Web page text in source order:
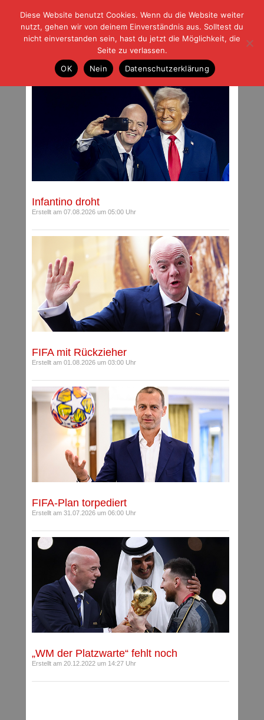
| | |BLOG-GFußball und der Rest
HOME|REGELN|IMPRESSUM |DATENSCHUTZ
Beiträge mit Schlagwort: FIFA
Infantino droht
Erstellt am 07.08.2026 um 05:00 Uhr
FIFA mit Rückzieher
Erstellt am 01.08.2026 um 03:00 Uhr
FIFA-Plan torpediert
Erstellt am 31.07.2026 um 06:00 Uhr
„WM der Platzwarte“ fehlt noch
Erstellt am 20.12.2022 um 14:27 Uhr
Diese Website benutzt Cookies. Wenn du die Website weiter
nutzt, gehen wir von deinem Einverständnis aus. Solltest du
nicht einverstanden sein, hast du jetzt die Möglichkeit, die
Seite zu verlassen.
OK
Nein Datenschutzerklärung